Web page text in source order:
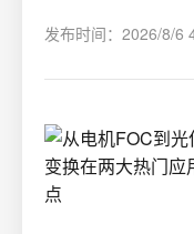
发布时间：2026/8/6